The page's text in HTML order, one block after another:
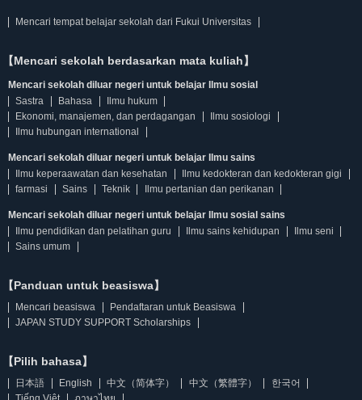
Mencari tempat belajar sekolah dari Fukui Universitas
【Mencari sekolah berdasarkan mata kuliah】
Mencari sekolah diluar negeri untuk belajar Ilmu sosial
Sastra
Bahasa
Ilmu hukum
Ekonomi, manajemen, dan perdagangan
Ilmu sosiologi
Ilmu hubungan international
Mencari sekolah diluar negeri untuk belajar Ilmu sains
Ilmu keperaawatan dan kesehatan
Ilmu kedokteran dan kedokteran gigi
farmasi
Sains Teknik Ilmu pertanian dan perikanan
Mencari sekolah diluar negeri untuk belajar Ilmu sosial sains
Ilmu pendidikan dan pelatihan guru
Ilmu sains kehidupan
Ilmu seni
Sains umum
【Panduan untuk beasiswa】
Mencari beasiswa
Pendaftaran untuk Beasiswa
JAPAN STUDY SUPPORT Scholarships
【Pilih bahasa】
日本語 English 中文（简体字） 中文（繁體字）
한국어